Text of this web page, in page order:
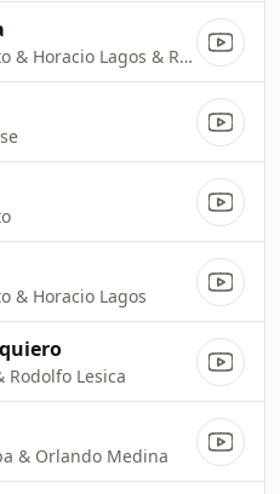
Edgardo Donato & Horacio Lagos & Randona
& Horacio Lagos
Rodolfo Lesica
& Orlando Medina